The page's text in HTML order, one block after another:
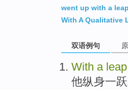
went up with a leap
With A Qualitative
双语例句
With a leap
他纵身一跃